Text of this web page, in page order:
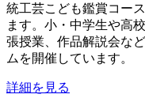
統工芸こども鑑賞コー
ます。小・中学生や高
張授業、作品解説会な
ムを開催しています。
詳細を見る